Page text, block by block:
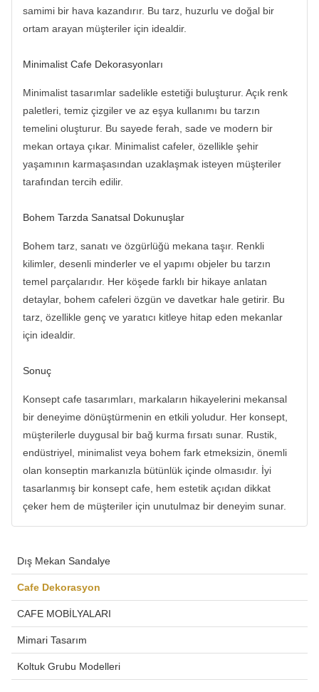
samimi bir hava kazandırır. Bu tarz, huzurlu ve doğal bir
ortam arayan müşteriler için idealdir.
Minimalist Cafe Dekorasyonları
Minimalist tasarımlar sadelikle estetiği buluşturur. Açık renk
paletleri, temiz çizgiler ve az eşya kullanımı bu tarzın
temelini oluşturur. Bu sayede ferah, sade ve modern bir
mekan ortaya çıkar. Minimalist cafeler, özellikle şehir
yaşamının karmaşasından uzaklaşmak isteyen müşteriler
tarafından tercih edilir.
Bohem Tarzda Sanatsal Dokunuşlar
Bohem tarz, sanatı ve özgürlüğü mekana taşır. Renkli
kilimler, desenli minderler ve el yapımı objeler bu tarzın
temel parçalarıdır. Her köşede farklı bir hikaye anlatan
detaylar, bohem cafeleri özgün ve davetkar hale getirir. Bu
tarz, özellikle genç ve yaratıcı kitleye hitap eden mekanlar
için idealdir.
Sonuç
Konsept cafe tasarımları, markaların hikayelerini mekansal
bir deneyime dönüştürmenin en etkili yoludur. Her konsept,
müşterilerle duygusal bir bağ kurma fırsatı sunar. Rustik,
endüstriyel, minimalist veya bohem fark etmeksizin, önemli
olan konseptin markanızla bütünlük içinde olmasıdır. İyi
tasarlanmış bir konsept cafe, hem estetik açıdan dikkat
çeker hem de müşteriler için unutulmaz bir deneyim sunar.
Dış Mekan Sandalye
Cafe Dekorasyon
CAFE MOBİLYALARI
Mimari Tasarım
Koltuk Grubu Modelleri